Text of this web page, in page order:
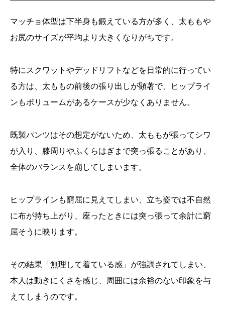
マッチョ体型は下半身も鍛えている方が多く、太ももや
お尻のサイズが平均より大きくなりがちです。
特にスクワットやデッドリフトなどを日常的に行ってい
る方は、太ももの前後の張り出しが顕著で、ヒップライ
ンもボリュームがあるケースが少なくありません。
既製パンツはその想定がないため、太ももが張ってシワ
が入り、膝周りやふくらはぎまで突っ張ることがあり、
全体のバランスを崩してしまいます。
ヒップラインも窮屈に見えてしまい、立ち姿では不自然
に布が持ち上がり、座ったときには突っ張って余計に窮
屈そうに映ります。
その結果「無理して着ている感」が強調されてしまい、
本人は動きにくさを感じ、周囲には余裕のない印象を与
えてしまうのです。